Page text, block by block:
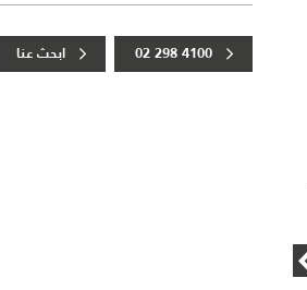
02 298 4100 ابحث عنا